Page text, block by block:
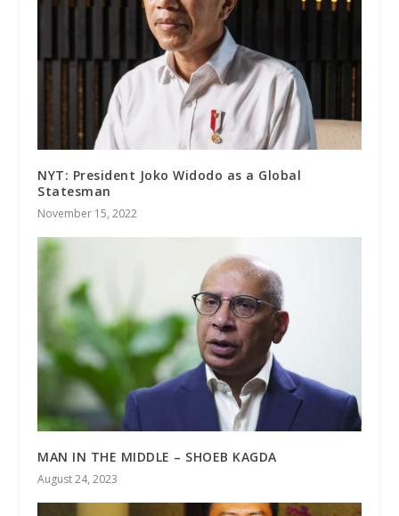
NYT: President Joko Widodo as a Global
Statesman
November 15, 2022
MAN IN THE MIDDLE – SHOEB KAGDA
August 24, 2023